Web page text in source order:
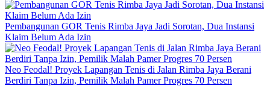
Pembangunan GOR Tenis Rimba Jaya Jadi Sorotan, Dua Instansi
Klaim Belum Ada Izin
Neo Feodal! Proyek Lapangan Tenis di Jalan Rimba Jaya Berani
Berdiri Tanpa Izin, Pemilik Malah Pamer Progres 70 Persen